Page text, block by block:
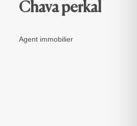
Chava perkal
Agent immobilier